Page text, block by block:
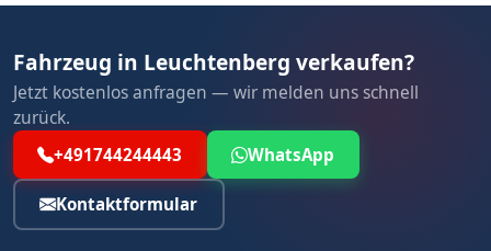
Fahrzeug in Leuchtenberg verkaufen?
Jetzt kostenlos anfragen — wir melden uns schnell
zurück.
+491744244443 WhatsApp
Kontaktformular